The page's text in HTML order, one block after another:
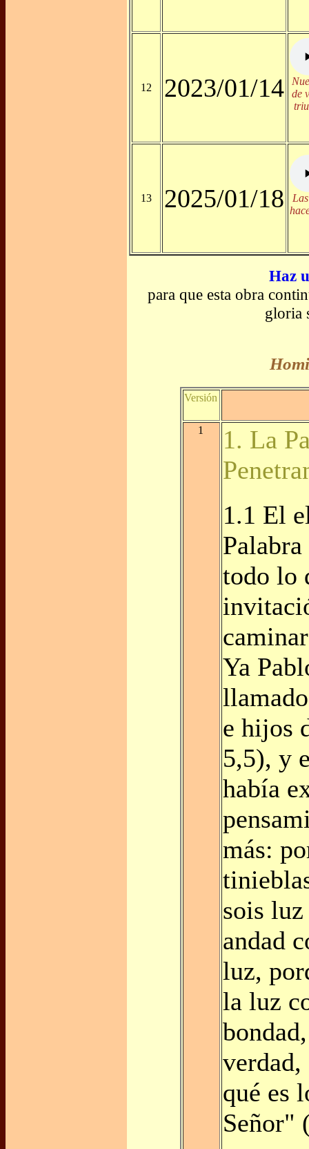
12 2023/01/14
de
13 2025/01/18
Haz
para que esta obra
gloria
Versión
1
1. La
1.1 El
todo lo
Ya
e hijos
5,5), y
había
más:
sois
andad
luz,
la luz
qué es
Señor"